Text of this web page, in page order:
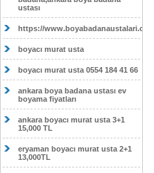
ustası
https://www.boyabadanaustalari.com/
boyacı murat usta
boyacı murat usta 0554 184 41 66
ankara boya badana ustası ev
boyama fiyatları
ankara boyacı murat usta 3+1
15,000 TL
eryaman boyacı murat usta 2+1
13,000TL